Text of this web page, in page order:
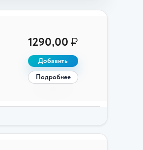
1290,00 ₽
Добавить
Подробнее